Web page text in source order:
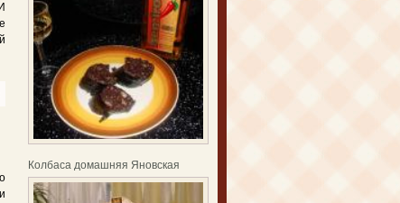
about Картофельное пюре
Колбаса домашняя Яновская